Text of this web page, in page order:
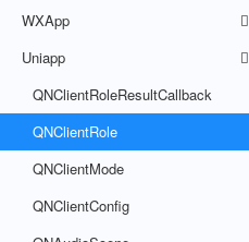
WXApp
Uniapp
QNClientRoleResultCallback
QNClientRole
QNClientMode
QNClientConfig